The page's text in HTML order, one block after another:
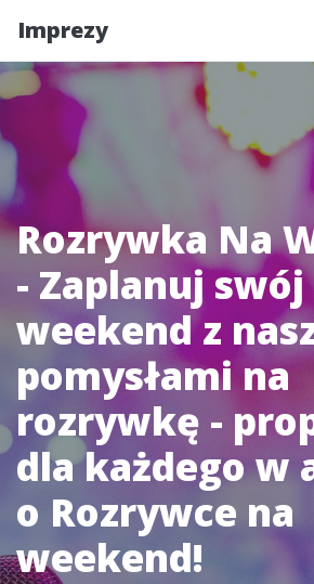
Imprezy
Rozrywka Na
- Zaplanuj swój
weekend z
pomysłami na
rozrywkę -
dla każdego w
o Rozrywce na
weekend!